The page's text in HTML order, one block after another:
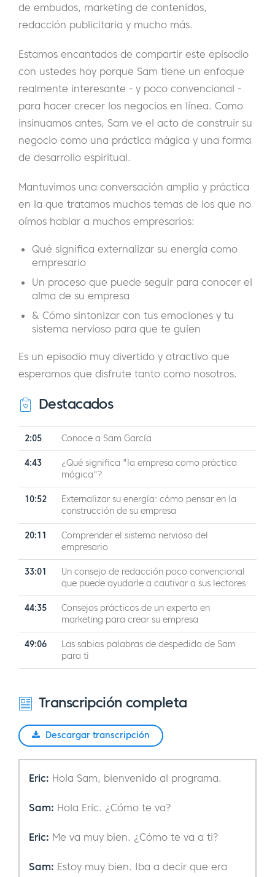
de embudos, marketing de contenidos,
redacción publicitaria y mucho más.
Estamos encantados de compartir este episodio
con ustedes hoy porque Sam tiene un enfoque
realmente interesante - y poco convencional -
para hacer crecer los negocios en línea. Como
insinuamos antes, Sam ve el acto de construir su
negocio como una práctica mágica y una forma
de desarrollo espiritual.
Mantuvimos una conversación amplia y práctica
en la que tratamos muchos temas de los que no
oímos hablar a muchos empresarios:
Qué significa externalizar su energía como
empresario
Un proceso que puede seguir para conocer el
alma de su empresa
& Cómo sintonizar con tus emociones y tu
sistema nervioso para que te guíen
Es un episodio muy divertido y atractivo que
esperamos que disfrute tanto como nosotros.
Destacados
2:05 Conoce a Sam García
4:43
¿Qué significa "la empresa como práctica
mágica"?
10:52
Externalizar su energía: cómo pensar en la
construcción de su empresa
20:11
Comprender el sistema nervioso del
empresario
33:01
Un consejo de redacción poco convencional
que puede ayudarle a cautivar a sus lectores
44:35
Consejos prácticos de un experto en
marketing para crear su empresa
49:06
Las sabias palabras de despedida de Sam
para ti
Transcripción completa
Descargar transcripción
Eric: Hola Sam, bienvenido al programa.
Sam: Hola Eric. ¿Cómo te va?
Eric: Me va muy bien. ¿Cómo te va a ti?
Sam: Estoy muy bien. Iba a decir que era